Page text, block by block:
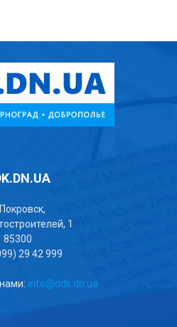
1
85300
29 42 999
info@ddk.dn.ua